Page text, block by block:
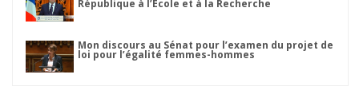
République à l’École et à la Recherche
Mon discours au Sénat pour l’examen du projet de
loi pour l’égalité femmes-hommes